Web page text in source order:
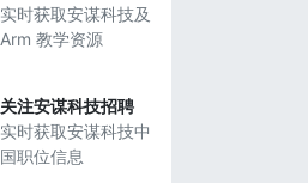
实时获取安谋科技及
Arm 教学资源
关注安谋科技招聘
实时获取安谋科技中
国职位信息